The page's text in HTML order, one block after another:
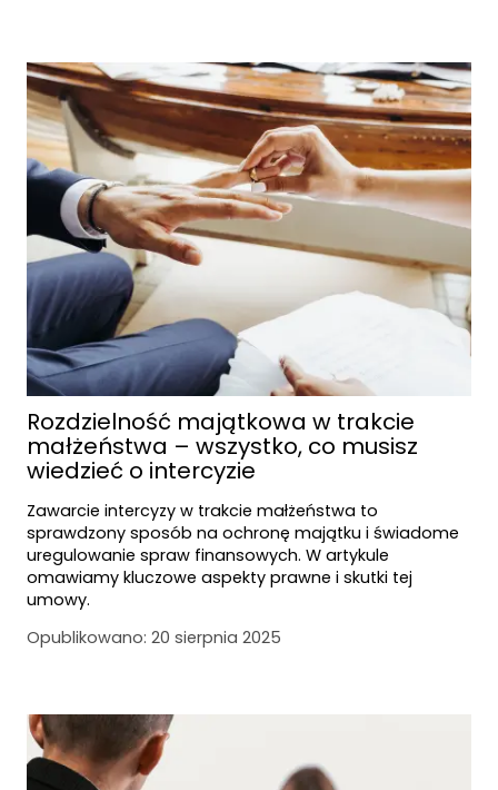
Rozdzielność majątkowa w trakcie
małżeństwa – wszystko, co musisz
wiedzieć o intercyzie
Zawarcie intercyzy w trakcie małżeństwa to
sprawdzony sposób na ochronę majątku i świadome
uregulowanie spraw finansowych. W artykule
omawiamy kluczowe aspekty prawne i skutki tej
umowy.
Opublikowano: 20 sierpnia 2025